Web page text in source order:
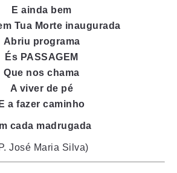
E ainda bem
Tua Morte inaugurada
Abriu programa
És PASSAGEM
Que nos chama
A viver de pé
E a fazer caminho
cada madrugada
José Maria Silva)